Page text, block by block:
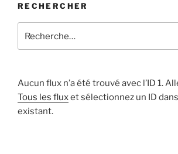
RECHERCHER
pour
Aucun flux n’a été trouvé avec l’ID 1.
Tous les fluxet sélectionnez un ID
existant.